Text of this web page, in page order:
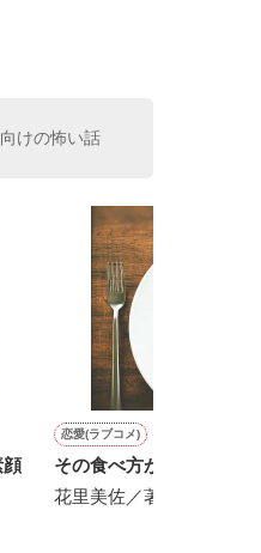
けの怖い話
顔
恋愛(ラブコメ)
その食べ方が好きなんです
花里美佐／著